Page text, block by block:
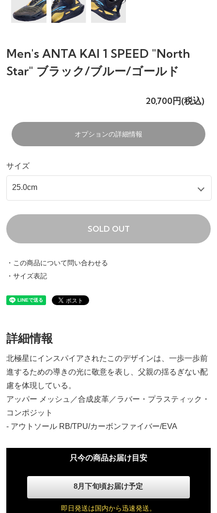
Men's ANTA KAI 1 SPEED "North
Star" ブラック/ブルー/ゴールド
20,700円(税込)
オプションの詳細情報
サイズ
SOLD OUT
・この商品について問い合わせる
・サイズ表記
詳細情報
北極星にインスパイアされたこのデザインは、一歩一歩前
進するための導きの光に敬意を表し、父親の揺るぎない配
慮を体現している。
アッパー メッシュ／合成皮革／ラバー・プラスティック・
コンポジット
- アウトソール RB/TPU/カーボンファイバー/EVA
只今の商品お届け目安
8月下旬頃お届け予定
即日発送は国内から迅速発送。
25.0cm
26.5cm